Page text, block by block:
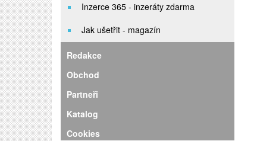
Inzerce 365 - inzeráty zdarma
Jak ušetřit - magazín
Redakce
Obchod
Partneři
Katalog
Cookies